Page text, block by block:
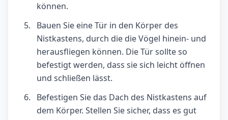
können.
Bauen Sie eine Tür in den Körper des
Nistkastens, durch die die Vögel hinein- und
herausfliegen können. Die Tür sollte so
befestigt werden, dass sie sich leicht öffnen
und schließen lässt.
Befestigen Sie das Dach des Nistkastens auf
dem Körper. Stellen Sie sicher, dass es gut